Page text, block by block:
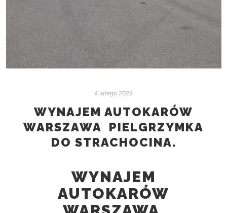
4 lutego 2024
WYNAJEM AUTOKARÓW
WARSZAWA PIELGRZYMKA
DO STRACHOCINA.
WYNAJEM
AUTOKARÓW